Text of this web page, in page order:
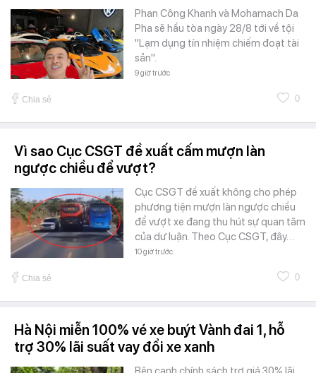
Phan Công Khanh và Mohamach Da
Pha sẽ hầu tòa ngày 28/8 tới về tội
"Lạm dụng tín nhiệm chiếm đoạt tài
sản".
9 giờ trước
Chia sẻ 0
Vì sao Cục CSGT đề xuất cấm mượn làn
ngược chiều để vượt?
Cục CSGT đề xuất không cho phép
phương tiện mượn làn ngược chiều
để vượt xe đang thu hút sự quan tâm
của dư luận. Theo Cục CSGT, đây…
10 giờ trước
Chia sẻ 0
Hà Nội miễn 100% vé xe buýt Vành đai 1, hỗ
trợ 30% lãi suất vay đổi xe xanh